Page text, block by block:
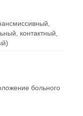
контактный,
больного